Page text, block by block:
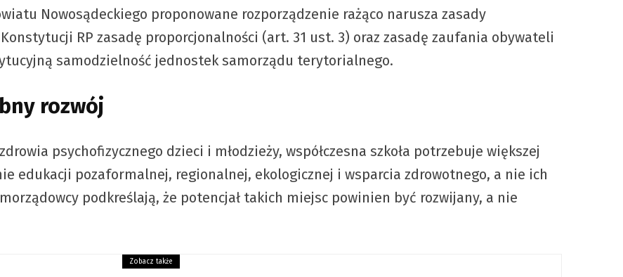
Nowosądeckiego proponowane rozporządzenie rażąco narusza zasady
RP zasadę proporcjonalności (art. 31 ust. 3) oraz zasadę zaufania obywateli
samodzielność jednostek samorządu terytorialnego.
rozwój
psychofizycznego dzieci i młodzieży, współczesna szkoła potrzebuje większej
edukacji pozaformalnej, regionalnej, ekologicznej i wsparcia zdrowotnego, a nie ich
podkreślają, że potencjał takich miejsc powinien być rozwijany, a nie
Zobacz także